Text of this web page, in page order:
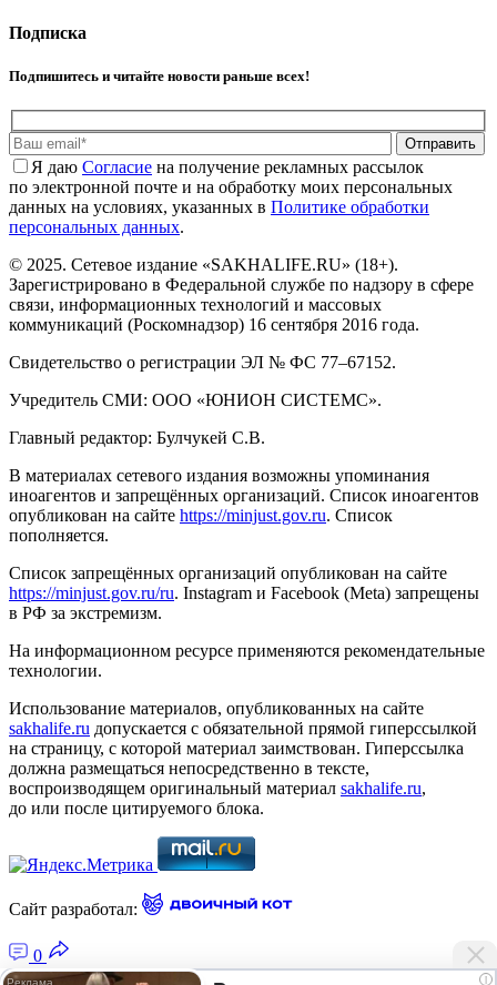
Подписка
Подпишитесь и читайте новости раньше всех!
Отправить
Я даю Cогласие на получение рекламных рассылок
по электронной почте и на обработку моих персональных
данных на условиях, указанных в Политике обработки
персональных данных.
© 2025. Сетевое издание «SAKHALIFE.RU» (18+).
Зарегистрировано в Федеральной службе по надзору в сфере
связи, информационных технологий и массовых
коммуникаций (Роскомнадзор) 16 сентября 2016 года.
Свидетельство о регистрации ЭЛ № ФС 77–67152.
Учредитель СМИ: ООО «ЮНИОН СИСТЕМС».
Главный редактор: Булчукей С.В.
В материалах сетевого издания возможны упоминания
иноагентов и запрещённых организаций. Список иноагентов
опубликован на сайте https://minjust.gov.ru. Список
пополняется.
Список запрещённых организаций опубликован на сайте
https://minjust.gov.ru/ru. Instagram и Facebook (Metа) запрещены
в РФ за экстремизм.
На информационном ресурсе применяются рекомендательные
технологии.
Использование материалов, опубликованных на сайте
sakhalife.ru допускается с обязательной прямой гиперссылкой
на страницу, с которой материал заимствован. Гиперссылка
должна размещаться непосредственно в тексте,
воспроизводящем оригинальный материал sakhalife.ru,
до или после цитируемого блока.
Сайт разработал:
0
i